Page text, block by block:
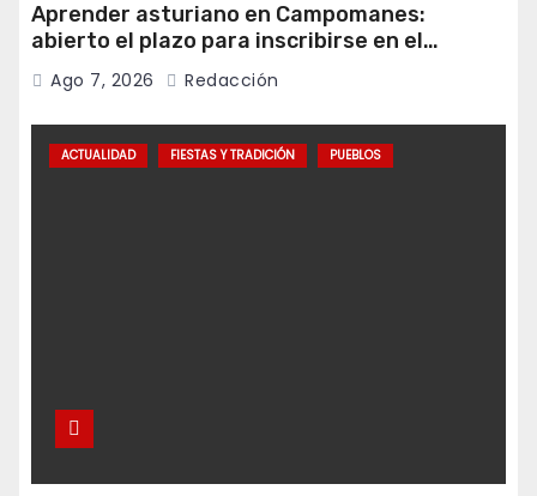
Aprender asturiano en Campomanes:
abierto el plazo para inscribirse en el
programa Falamos
Ago 7, 2026 Redacción
ACTUALIDAD FIESTAS Y TRADICIÓN PUEBLOS